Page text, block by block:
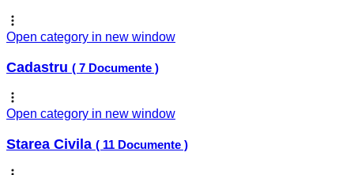
Open category in new window
Cadastru ( 7 Documente )
Open category in new window
Starea Civila ( 11 Documente )